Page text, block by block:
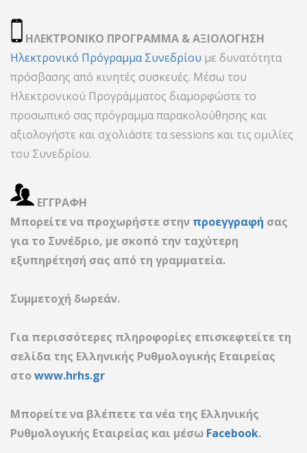
ΗΛΕΚΤΡΟΝΙΚΟ ΠΡΟΓΡΑΜΜΑ & ΑΞΙΟΛΟΓΗΣΗ
Ηλεκτρονικό Πρόγραμμα Συνεδρίου με δυνατότητα
πρόσβασης από κινητές συσκευές. Μέσω του
Ηλεκτρονικού Προγράμματος διαμορφώστε το
προσωπικό σας πρόγραμμα παρακολούθησης και
αξιολογήστε και σχολιάστε τα sessions και τις ομιλίες
του Συνεδρίου.
ΕΓΓΡΑΦΗ
Μπορείτε να προχωρήστε στην προεγγραφή σας
για το Συνέδριο, με σκοπό την ταχύτερη
εξυπηρέτησή σας από τη γραμματεία.
Συμμετοχή δωρεάν.
Για περισσότερες πληροφορίες επισκεφτείτε τη
σελίδα της Ελληνικής Ρυθμολογικής Εταιρείας
στοwww.hrhs.gr
Μπορείτε να βλέπετε τα νέα της Ελληνικής
Ρυθμολογικής Εταιρείας και μέσω Facebook.